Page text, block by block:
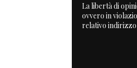
La libertà di
ovvero in
relativo indirizzo